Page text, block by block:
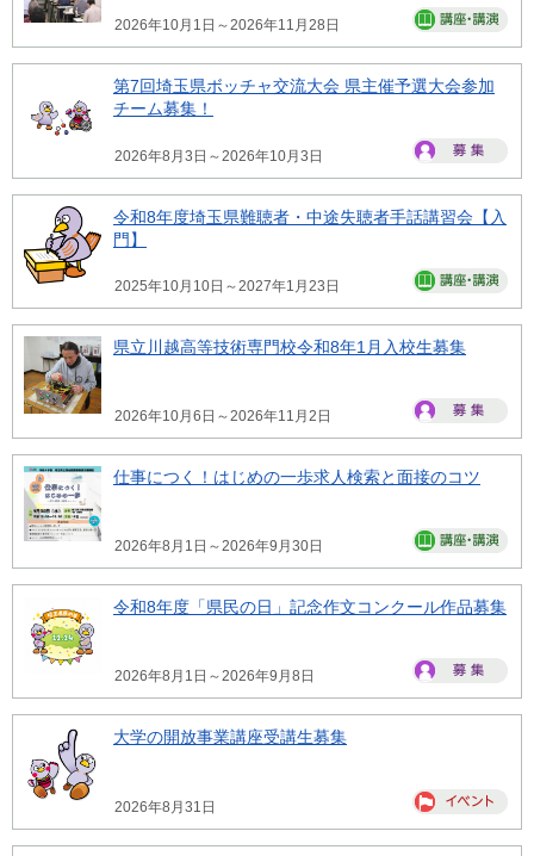
2026年10月1日～2026年11月28日
第7回埼玉県ボッチャ交流大会 県主催予選大会参加
チーム募集！
2026年8月3日～2026年10月3日
令和8年度埼玉県難聴者・中途失聴者手話講習会【入
門】
2025年10月10日～2027年1月23日
県立川越高等技術専門校令和8年1月入校生募集
2026年10月6日～2026年11月2日
仕事につく！はじめの一歩求人検索と面接のコツ
2026年8月1日～2026年9月30日
令和8年度「県民の日」記念作文コンクール作品募集
2026年8月1日～2026年9月8日
大学の開放事業講座受講生募集
2026年8月31日